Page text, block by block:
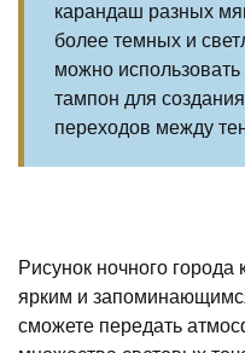
карандаш разных
более темных и
можно
тампон для
переходов между
Рисунок ночного
ярким и
сможете передать